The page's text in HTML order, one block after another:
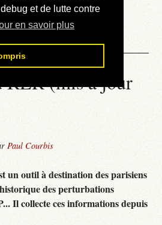
et de lutte contre
en savoir plus
RER (mis à jour
Paul Courbis
un outil à destination des parisiens
des perturbations
Il collecte ces informations depuis